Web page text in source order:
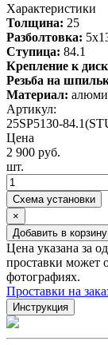
Характеристики
Толщина: 25
Разболтовка:
Ступица: 84.1
Крепление к
Резьба на
Материал:
Артикул:
25SP5130-
Цена
2 900 руб.
шт.
Схема установки
×
Добавить в корзину
Цена указана за
проставки может
фотографиях.
Проставки на
Инструкция